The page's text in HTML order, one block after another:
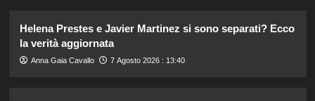
1
Bella Thorne rivela i segreti nascosti
Helena Prestes e Javier Martinez si sono separati? Ecco
la verità aggiornata
Anna Gaia Cavallo 7 Agosto 2026 : 13:40